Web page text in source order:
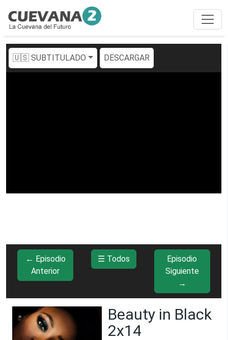
🇺🇸 SUBTITULADO DESCARGAR
← Episodio
Anterior
☰ Todos
Episodio
Siguiente
→
Beauty in Black
2x14